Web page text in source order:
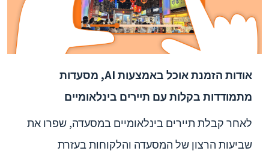
אודות הזמנת אוכל באמצעות AI, מסעדות
מתמודדות בקלות עם תיירים בינלאומיים
לאחר קבלת תיירים בינלאומיים במסעדה, שפרו את
שביעות הרצון של המסעדה והלקוחות בעזרת